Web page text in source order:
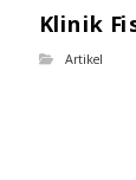
Klinik
Artikel